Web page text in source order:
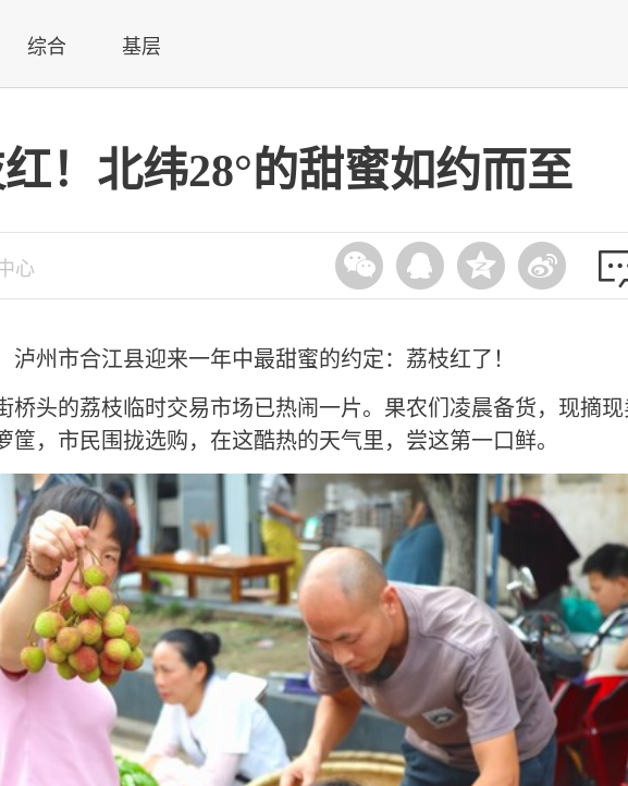
综合 基层
！北纬28°的甜蜜如约而至
心
泸州市合江县迎来一年中最甜蜜的约定：荔枝红了！
桥头的荔枝临时交易市场已热闹一片。果农们凌晨备货，现摘
筐，市民围拢选购，在这酷热的天气里，尝这第一口鲜。